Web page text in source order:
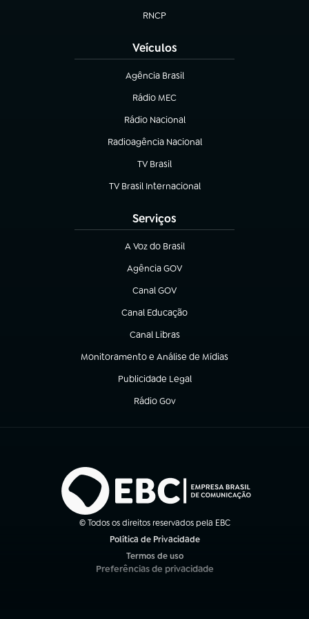
RNCP
(abre em nova aba)
Veículos
Agência Brasil
(abre em nova aba)
Rádio MEC
(abre em nova aba)
Rádio Nacional
Radioagência Nacional
(abre em nova aba)
TV Brasil
(abre em nova aba)
TV Brasil Internacional
(abre em nova aba)
Serviços
A Voz do Brasil
(abre em nova aba)
Agência GOV
(abre em nova aba)
Canal GOV
(abre em nova aba)
Canal Educação
(abre em nova aba)
Canal Libras
(abre em nova aba)
Monitoramento e Análise de Mídias
(abre em nova aba)
Publicidade Legal
(abre em nova aba)
Rádio Gov
(abre em nova aba)
© Todos os direitos reservados pela EBC
Política de Privacidade
Termos de uso
(abre em nova aba)
Preferências de privacidade